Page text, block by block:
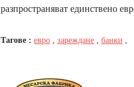
разпространяват единствено
Тагове : евро зареждане банки